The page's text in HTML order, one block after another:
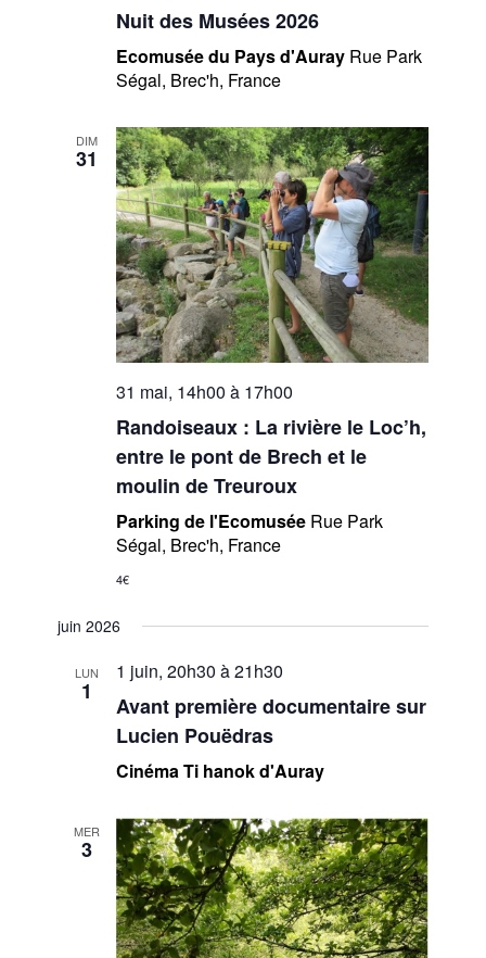
Nuit des Musées 2026
Ecomusée du Pays d'Auray Rue Park
Ségal, Brec'h, France
DIM
31
31 mai, 14h00 à 17h00
Randoiseaux : La rivière le Loc’h,
entre le pont de Brech et le
moulin de Treuroux
Parking de l'Ecomusée Rue Park
Ségal, Brec'h, France
4€
juin 2026
LUN
1
1 juin, 20h30 à21h30
Avant première documentaire sur
Lucien Pouëdras
Cinéma Ti hanok d'Auray
MER
3